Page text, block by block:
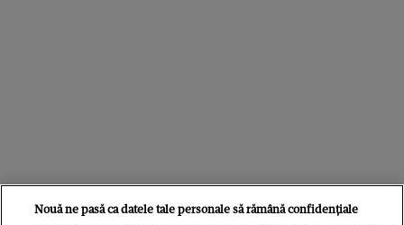
Libertatea
Nouă ne pasă ca datele tale personale să rămână confidențiale